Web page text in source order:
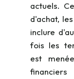
actuels.
d'achat,
inclure
fois les
est
financiers